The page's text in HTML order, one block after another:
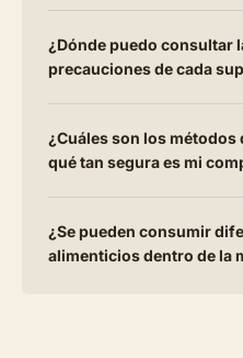
¿Dónde puedo consultar
precauciones de cada
¿Cuáles son los
qué tan segura es mi
¿Se pueden consumir
alimenticios dentro de la